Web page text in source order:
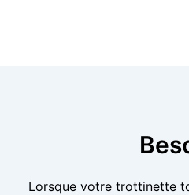
Lorsque votre trottinette